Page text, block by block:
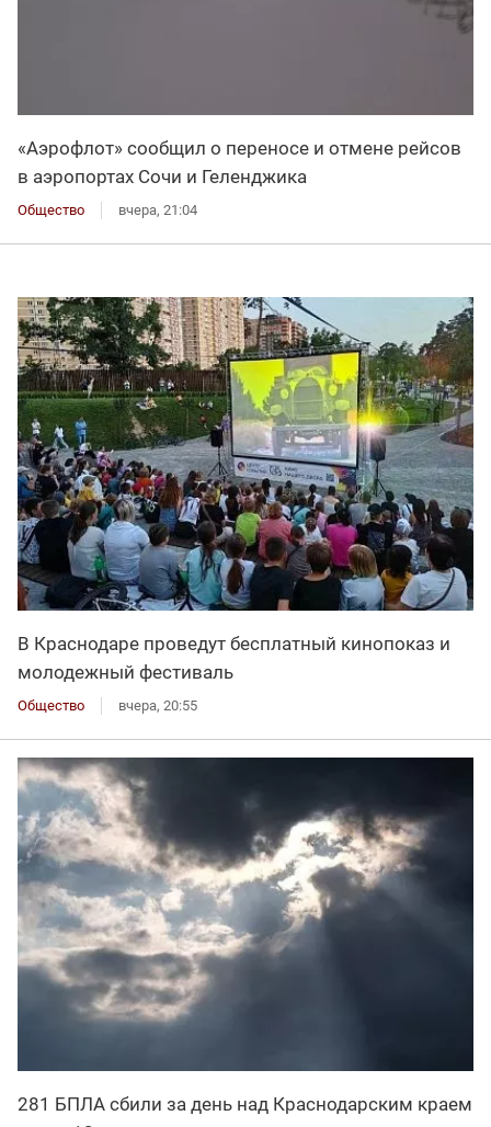
«Аэрофлот» сообщил о переносе и отмене рейсов
в аэропортах Сочи и Геленджика
Общество вчера, 21:04
В Краснодаре проведут бесплатный кинопоказ и
молодежный фестиваль
Общество вчера, 20:55
281 БПЛА сбили за день над Краснодарским краем